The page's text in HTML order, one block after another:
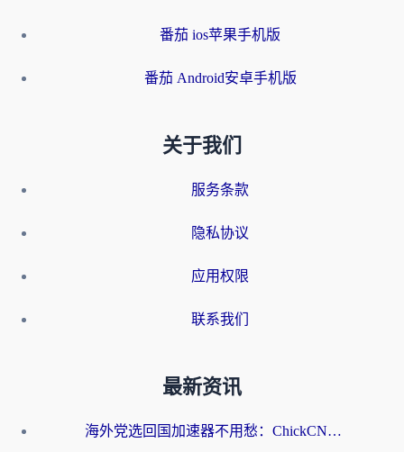
番茄 ios苹果手机版
番茄 Android安卓手机版
关于我们
服务条款
隐私协议
应用权限
联系我们
最新资讯
海外党选回国加速器不用愁：ChickCN和洞见哪个好？一篇搞定所有疑问